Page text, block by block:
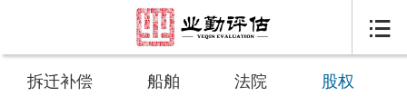

拆迁补偿 船舶 法院 股权